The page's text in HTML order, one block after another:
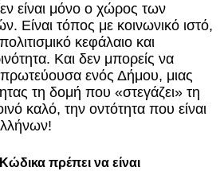
είναι μόνο ο χώρος των
Είναι τόπος με κοινωνικό ιστό,
κεφάλαιο και
Και δεν μπορείς να
ενός Δήμου, μιας
τη δομή που «στεγάζει» τη
καλό, την οντότητα που είναι
πρέπει να είναι